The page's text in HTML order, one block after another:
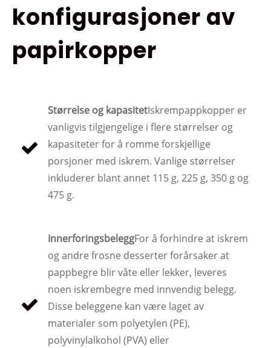
konfigurasjoner av
papirkopper
Størrelse og kapasitetIskrempappkopper er
vanligvis tilgjengelige i flere størrelser og
kapasiteter for å romme forskjellige
porsjoner med iskrem. Vanlige størrelser
inkluderer blant annet 115 g, 225 g, 350 g og
475 g.
InnerforingsbeleggFor å forhindre at iskrem
og andre frosne desserter forårsaker at
pappbegre blir våte eller lekker, leveres
noen iskrembegre med innvendig belegg.
Disse beleggene kan være laget av
materialer som polyetylen (PE),
polyvinylalkohol (PVA) eller